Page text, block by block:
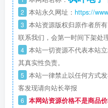
2 本站永久网址： https://
3 本站资源版权归原作者所
联系我们，会第一时间下架处理
4 本站一切资源不代表本站
其真实性负责。
5 本站一律禁止以任何方式
客发现请向站长举报
6 本网站资源价格不是商品